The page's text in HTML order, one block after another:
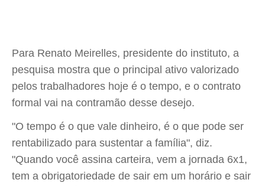
Para Renato Meirelles, presidente do instituto, a
pesquisa mostra que o principal ativo valorizado
pelos trabalhadores hoje é o tempo, e o contrato
formal vai na contramão desse desejo.
"O tempo é o que vale dinheiro, é o que pode ser
rentabilizado para sustentar a família", diz.
"Quando você assina carteira, vem a jornada 6x1,
tem a obrigatoriedade de sair em um horário e sair